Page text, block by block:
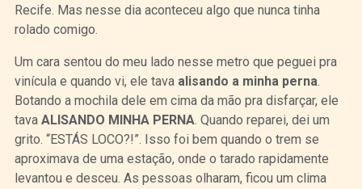
Recife. Mas nesse dia aconteceu algo que nunca tinha
rolado comigo.
Um cara sentou do meu lado nesse metro que peguei pra
vinícula e quando vi, ele tava alisando a minha perna.
Botando a mochila dele em cima da mão pra disfarçar, ele
tava ALISANDO MINHA PERNA. Quando reparei, dei um
grito. “ESTÁS LOCO?!”. Isso foi bem quando o trem se
aproximava de uma estação, onde o tarado rapidamente
levantou e desceu. As pessoas olharam, ficou um clima